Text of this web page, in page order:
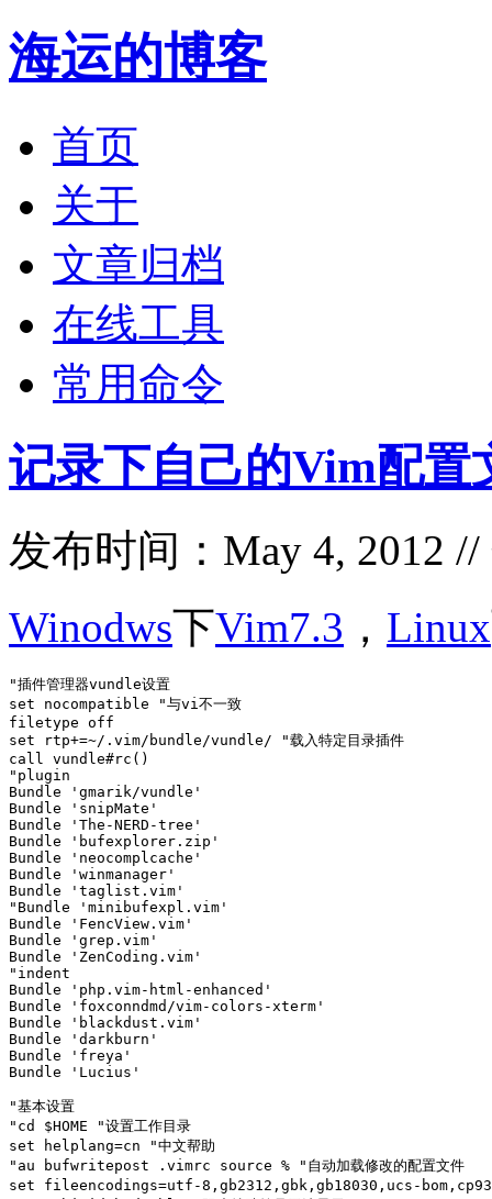
海运的博客
首页
关于
文章归档
在线工具
常用命令
记录下自己的Vim配置
发布时间：May 4, 2012
Winodws下Vim7.3 ， Linux
"插件管理器vundle设置
set nocompatible "与vi不一致
filetype off
set rtp+=~/.vim/bundle/vundle/ "载入特定目录插件
call vundle#rc()
"plugin
Bundle 'gmarik/vundle'
Bundle 'snipMate'
Bundle 'The-NERD-tree'
Bundle 'bufexplorer.zip'
Bundle 'neocomplcache'
Bundle 'winmanager'
Bundle 'taglist.vim'
"Bundle 'minibufexpl.vim'
Bundle 'FencView.vim'
Bundle 'grep.vim'
Bundle 'ZenCoding.vim'
"indent
Bundle 'php.vim-html-enhanced'
Bundle 'foxconndmd/vim-colors-xterm'
Bundle 'blackdust.vim'
Bundle 'darkburn'
Bundle 'freya'
Bundle 'Lucius'
"基本设置
"cd $HOME "设置工作目录
set helplang=cn "中文帮助
"au bufwritepost .vimrc source % "自动加载修改的配置文件
set fileencodings=utf-8,gb2312,gbk,gb18030,ucs-